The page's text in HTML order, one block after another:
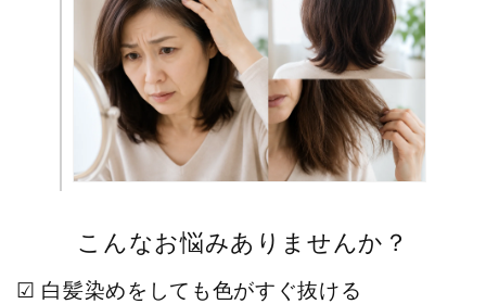
こんなお悩みありませんか？
☑ 白髪染めをしても色がすぐ抜ける